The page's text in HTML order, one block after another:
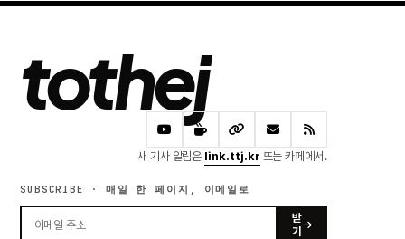
tothej
새 기사 알림은 link.ttj.kr 또는 카페에서.
SUBSCRIBE · 매일 한 페이지, 이메일로
받
기